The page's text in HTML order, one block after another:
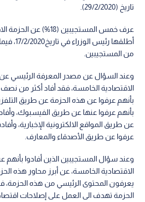
تاريخ (29/2/2020).
عرف خمس المستجيبين
من المستجيبين.
وعند السؤال عن مصدر المعرفة الرئيسي
عن طريق المواقع الالكترونية الإخبارية،
عرفوا عن طريق الأصدقاء والمعارف.
وعند سؤال المستجيبين الذين أفادوا بأنهم